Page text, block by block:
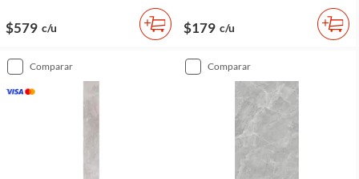
$579 c/u $179 c/u
comparar comparar